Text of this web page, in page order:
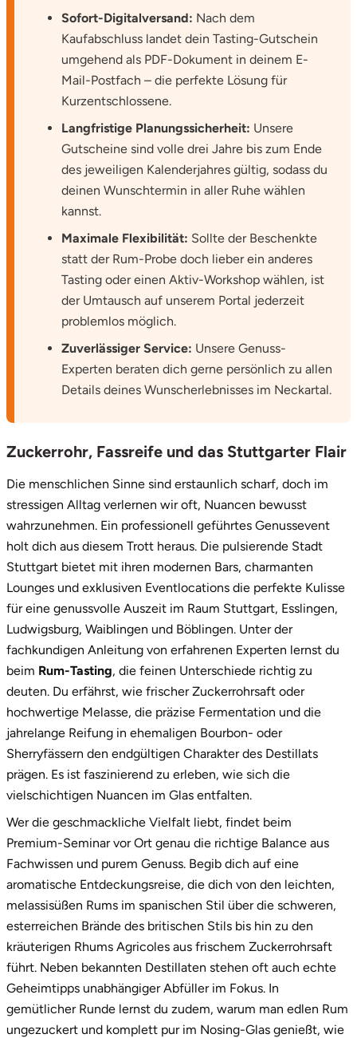
Sofort-Digitalversand: Nach dem
Kaufabschluss landet dein Tasting-Gutschein
umgehend als PDF-Dokument in deinem E-
Mail-Postfach – die perfekte Lösung für
Kurzentschlossene.
Langfristige Planungssicherheit: Unsere
Gutscheine sind volle drei Jahre bis zum Ende
des jeweiligen Kalenderjahres gültig, sodass du
deinen Wunschtermin in aller Ruhe wählen
kannst.
Maximale Flexibilität: Sollte der Beschenkte
statt der Rum-Probe doch lieber ein anderes
Tasting oder einen Aktiv-Workshop wählen, ist
der Umtausch auf unserem Portal jederzeit
problemlos möglich.
Zuverlässiger Service: Unsere Genuss-
Experten beraten dich gerne persönlich zu allen
Details deines Wunscherlebnisses im Neckartal.
Zuckerrohr, Fassreife und das Stuttgarter Flair
Die menschlichen Sinne sind erstaunlich scharf, doch im
stressigen Alltag verlernen wir oft, Nuancen bewusst
wahrzunehmen. Ein professionell geführtes Genussevent
holt dich aus diesem Trott heraus. Die pulsierende Stadt
Stuttgart bietet mit ihren modernen Bars, charmanten
Lounges und exklusiven Eventlocations die perfekte Kulisse
für eine genussvolle Auszeit im Raum Stuttgart, Esslingen,
Ludwigsburg, Waiblingen und Böblingen. Unter der
fachkundigen Anleitung von erfahrenen Experten lernst du
beim Rum-Tasting, die feinen Unterschiede richtig zu
deuten. Du erfährst, wie frischer Zuckerrohrsaft oder
hochwertige Melasse, die präzise Fermentation und die
jahrelange Reifung in ehemaligen Bourbon- oder
Sherryfässern den endgültigen Charakter des Destillats
prägen. Es ist faszinierend zu erleben, wie sich die
vielschichtigen Nuancen im Glas entfalten.
Wer die geschmackliche Vielfalt liebt, findet beim
Premium-Seminar vor Ort genau die richtige Balance aus
Fachwissen und purem Genuss. Begib dich auf eine
aromatische Entdeckungsreise, die dich von den leichten,
melassisüßen Rums im spanischen Stil über die schweren,
esterreichen Brände des britischen Stils bis hin zu den
kräuterigen Rhums Agricoles aus frischem Zuckerrohrsaft
führt. Neben bekannten Destillaten stehen oft auch echte
Geheimtipps unabhängiger Abfüller im Fokus. In
gemütlicher Runde lernst du zudem, warum man edlen Rum
ungezuckert und komplett pur im Nosing-Glas genießt, wie
Potsdam-Mittelmark
Regensburg
Rendsburg Eckernförde
Saarbrücken
Schongau
Schwabach
Schweinfurt
Schwerin
Segeberg
Seligenstadt
Speyer
Steinburg
Stendal
Stettiner Haff
Stormarn
Straubing
Stuttgart
Sulz am Neckar